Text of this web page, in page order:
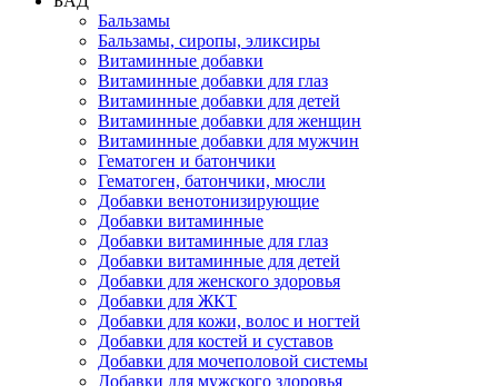
Бальзамы
Бальзамы, сиропы, эликсиры
Витаминные добавки
Витаминные добавки для глаз
Витаминные добавки для детей
Витаминные добавки для женщин
Витаминные добавки для мужчин
Гематоген и батончики
Гематоген, батончики, мюсли
Добавки венотонизирующие
Добавки витаминные
Добавки витаминные для глаз
Добавки витаминные для детей
Добавки для женского здоровья
Добавки для ЖКТ
Добавки для кожи, волос и ногтей
Добавки для костей и суставов
Добавки для мочеполовой системы
Добавки для мужского здоровья